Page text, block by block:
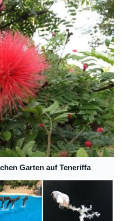
Garten auf Teneriffa